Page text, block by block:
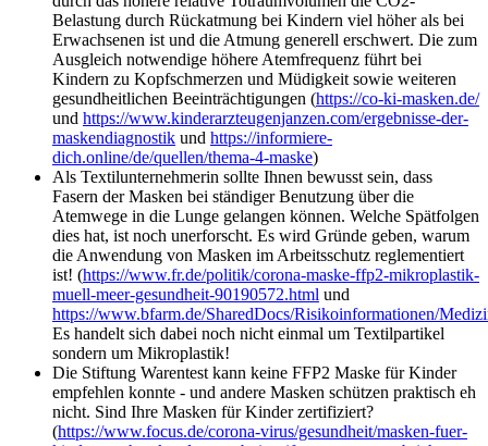
Belastung durch Rückatmung bei Kindern viel höher als bei
Erwachsenen ist und die Atmung generell erschwert. Die zum
Ausgleich notwendige höhere Atemfrequenz führt bei
Kindern zu Kopfschmerzen und Müdigkeit sowie weiteren
gesundheitlichen Beeinträchtigungen (https://co-ki-masken.de/
und https://www.kinderarzteugenjanzen.com/ergebnisse-der-
maskendiagnostik und https://informiere-
dich.online/de/quellen/thema-4-maske)
Als Textilunternehmerin sollte Ihnen bewusst sein, dass
Fasern der Masken bei ständiger Benutzung über die
Atemwege in die Lunge gelangen können. Welche Spätfolgen
dies hat, ist noch unerforscht. Es wird Gründe geben, warum
die Anwendung von Masken im Arbeitsschutz reglementiert
ist! (https://www.fr.de/politik/corona-maske-ffp2-mikroplastik-
muell-meer-gesundheit-90190572.html und
https://www.bfarm.de/SharedDocs/Risikoinformationen/
Es handelt sich dabei noch nicht einmal um Textilpartikel
sondern um Mikroplastik!
Die Stiftung Warentest kann keine FFP2 Maske für Kinder
empfehlen konnte - und andere Masken schützen praktisch eh
nicht. Sind Ihre Masken für Kinder zertifiziert?
(https://www.focus.de/corona-virus/gesundheit/masken-fuer-